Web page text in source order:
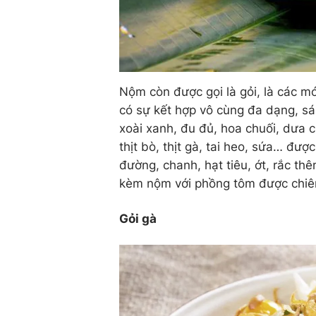
Nộm còn được gọi là gỏi, là các
có sự kết hợp vô cùng đa dạng,
xoài xanh, đu đủ, hoa chuối, dưa
thịt bò, thịt gà, tai heo, sứa…
đường, chanh, hạt tiêu, ớt, rắc
kèm nộm với phồng tôm được
Gỏi gà